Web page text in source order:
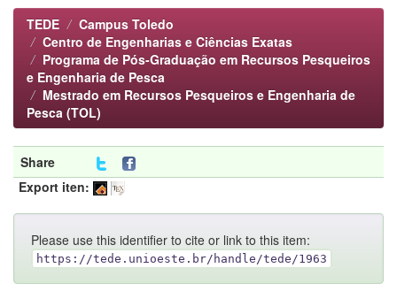
TEDE
Campus Toledo
Centro de Engenharias e Ciências Exatas
Programa de Pós-Graduação em Recursos Pesqueiros
e Engenharia de Pesca
Mestrado em Recursos Pesqueiros e Engenharia de
Pesca (TOL)
Share
Export iten:
Please use this identifier to cite or link to this item:
https://tede.unioeste.br/handle/tede/1963